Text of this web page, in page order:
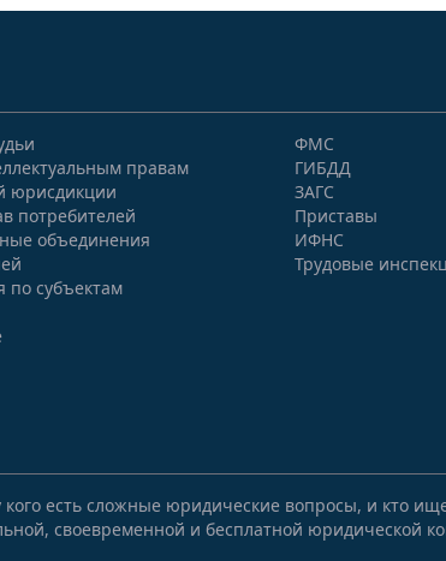
правам
юрисдикции
потребителей
объединения
по субъектам
ФМС
ГИБДД
ЗАГС
Приставы
ИФНС
Трудовые
есть сложные юридические вопросы, и кто
своевременной и бесплатной юридической